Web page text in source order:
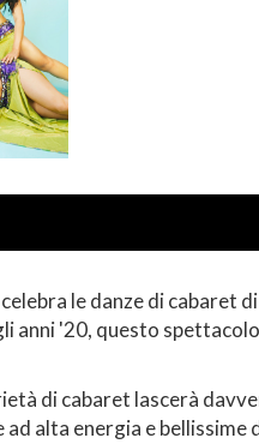
le danze di
anni '20, questo
di cabaret lascerà
alta energia e bellissime